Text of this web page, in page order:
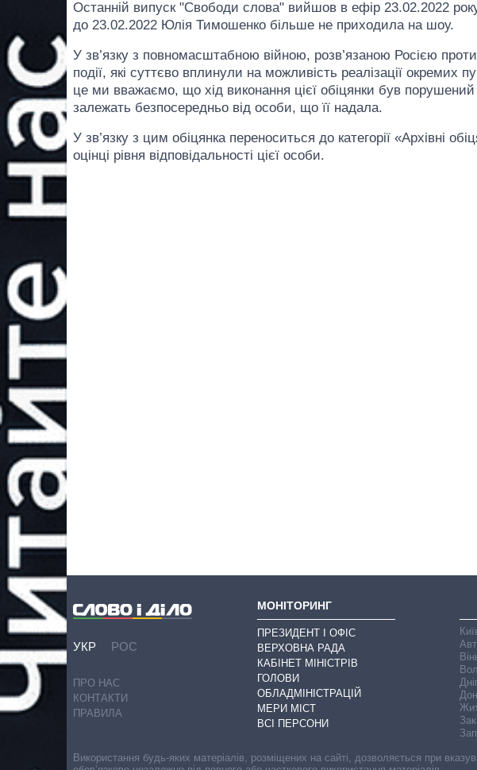
Останній випуск "Свободи слова" вийшов в ефір 23.02.2022
до 23.02.2022 Юлія Тимошенко більше не приходила на шоу.
У зв’язку з повномасштабною війною, розв’язаною Росією проти
події, які суттєво вплинули на можливість реалізації окремих
це ми вважаємо, що хід виконання цієї обіцянки був
залежать безпосередньо від особи, що її надала.
У зв’язку з цим обіцянка переноситься до категорії «Архівні
оцінці рівня відповідальності цієї особи.
УКР РОС
ПРО НАС
КОНТАКТИ
ПРАВИЛА
МОНІТОРИНГ
ПРЕЗИДЕНТ І ОФІС
ВЕРХОВНА РАДА
КАБІНЕТ МІНІСТРІВ
ГОЛОВИ
ОБЛАДМІНІСТРАЦІЙ
МЕРИ МІСТ
ВСІ ПЕРСОНИ
Використання будь-яких матеріалів, розміщених на сайті, дозволяється при